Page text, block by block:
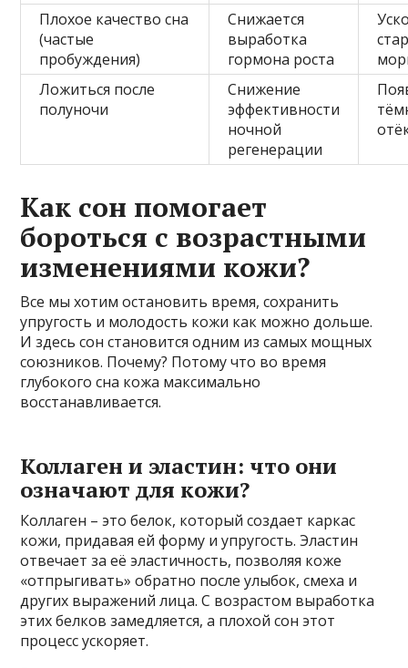
Плохое качество сна
(частые
пробуждения)
Снижается
выработка
гормона роста
Ложиться после
полуночи
Снижение
эффективности
ночной
регенерации
Как сон помогает
бороться с возрастными
изменениями кожи?
Все мы хотим остановить время, сохранить
упругость и молодость кожи как можно дольше.
И здесь сон становится одним из самых мощных
союзников. Почему? Потому что во время
глубокого сна кожа максимально
восстанавливается.
Коллаген и эластин: что они
означают для кожи?
Коллаген – это белок, который создает каркас
кожи, придавая ей форму и упругость. Эластин
отвечает за её эластичность, позволяя коже
«отпрыгивать» обратно после улыбок, смеха и
других выражений лица. С возрастом выработка
этих белков замедляется, а плохой сон этот
процесс ускоряет.